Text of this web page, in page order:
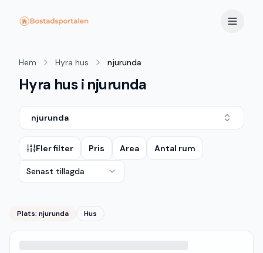
Hem Hyra hus njurunda
Hyra hus i njurunda
njurunda
Fler filter Pris Area Antal rum
Senast tillagda
Plats: njurunda Hus